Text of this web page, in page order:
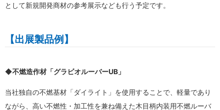
として新規開発商材の参考展示なども行う予定です。
【出展製品例】
◆不燃造作材「グラビオルーバーUB」
当社独自の不燃基材「ダイライト」を使用することで、軽量であり
ながら、高い不燃性・加工性を兼ね備えた木目柄内装用不燃ルーバ